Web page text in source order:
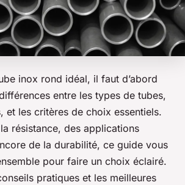
inox rond idéal, il faut d’abord
entre les types de tubes,
et les critères de choix essentiels.
la résistance, des applications
de la durabilité, ce guide vous
pour faire un choix éclairé.
pratiques et les meilleures